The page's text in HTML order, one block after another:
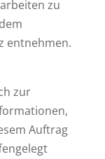
zu
entnehmen.
zur
Auftrag